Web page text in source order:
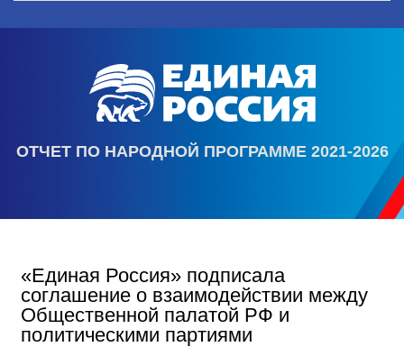
ОТЧЕТ ПО НАРОДНОЙ ПРОГРАММЕ 2021-2026
«Единая Россия» подписала
соглашение о взаимодействии между
Общественной палатой РФ и
политическими партиями